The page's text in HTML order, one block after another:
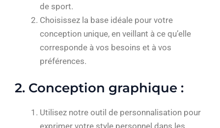
de sport.
Choisissez la base idéale pour votre
conception unique, en veillant à ce qu’elle
corresponde à vos besoins et à vos
préférences.
2. Conception graphique :
Utilisez notre outil de personnalisation pour
exprimer votre style personnel dans les